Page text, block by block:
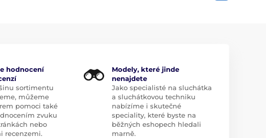
hodnocení
sortimentu
můžeme
pomoci také
zvuku
nebo
recenzemi.
Modely, které jinde
nenajdete
Jako specialisté na sluchátka
a sluchátkovou techniku
nabízíme i skutečné
speciality, které byste na
běžných eshopech hledali
marně.